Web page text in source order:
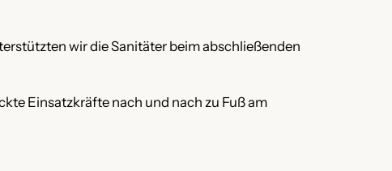
wir die Sanitäter beim abschließenden
Einsatzkräfte nach und nach zu Fuß am